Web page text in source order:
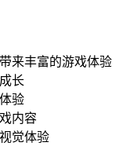
来丰富的游戏体验
长
验
内容
觉体验